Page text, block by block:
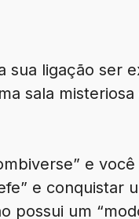
sua ligação ser
sala misteriosa
e
e conquistar
possui um